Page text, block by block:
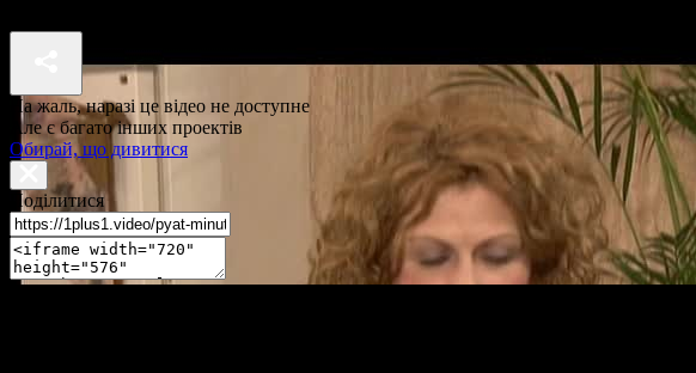
На жаль, наразі це відео не доступне
Але є багато інших проектів
Обирай, що дивитися
Поділитися